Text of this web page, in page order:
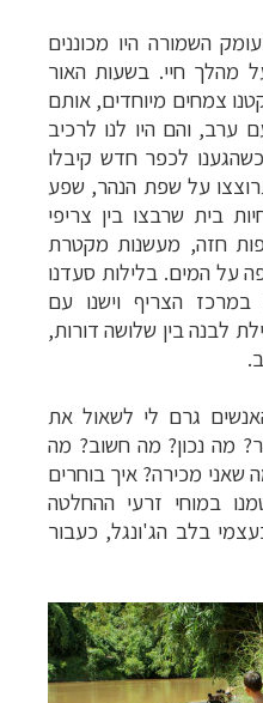
השמורה היו מכוננים
מהלך חיי. בשעות האור
צמחים מיוחדים, אותם
ערב, והם היו לנו לרכיב
כשהגענו לכפר חדש קיבלו
על שפת הנהר, שפע
בית שרבצו בין צריפי
חזה, מעשנות מקטרת
על המים. בלילות סעדנו
הצריף וישנו עם
לבנה בין שלושה דורות,
גרם לי לשאול את
מה נכון? מה חשוב? מה
שאני מכירה? איך בוחרים
במוחי זרעי ההחלטה
בלב הג'ונגל, כעבור
הצרפתיתלחצו לפרטים »
וניו זילנד לחצו לרשימת